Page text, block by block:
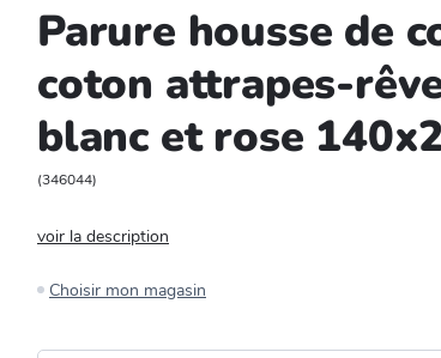
Parure housse de
coton attrapes-
blanc et rose
(346044)
voir la description
Choisir mon magasin